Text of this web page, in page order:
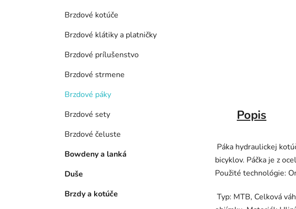
Brzdové kotúče
Brzdové klátiky a platničky
Brzdové prílušenstvo
Brzdové strmene
Brzdové páky
Brzdové sety
Brzdové čeluste
Bowdeny a lanká
Duše
Brzdy a kotúče
Popis
Páka hydraulickej
bicyklov. Páčka je z
Použité technológie:
Typ: MTB, Celková